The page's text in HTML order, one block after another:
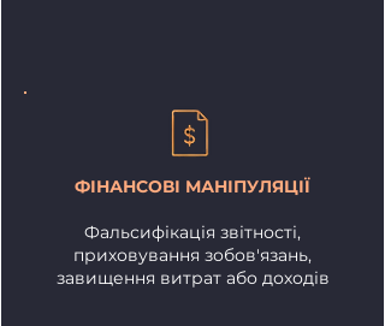
ФІНАНСОВІ МАНІПУЛЯЦІЇ
Фальсифікація звітності,
приховування зобов'язань,
завищення витрат або доходів